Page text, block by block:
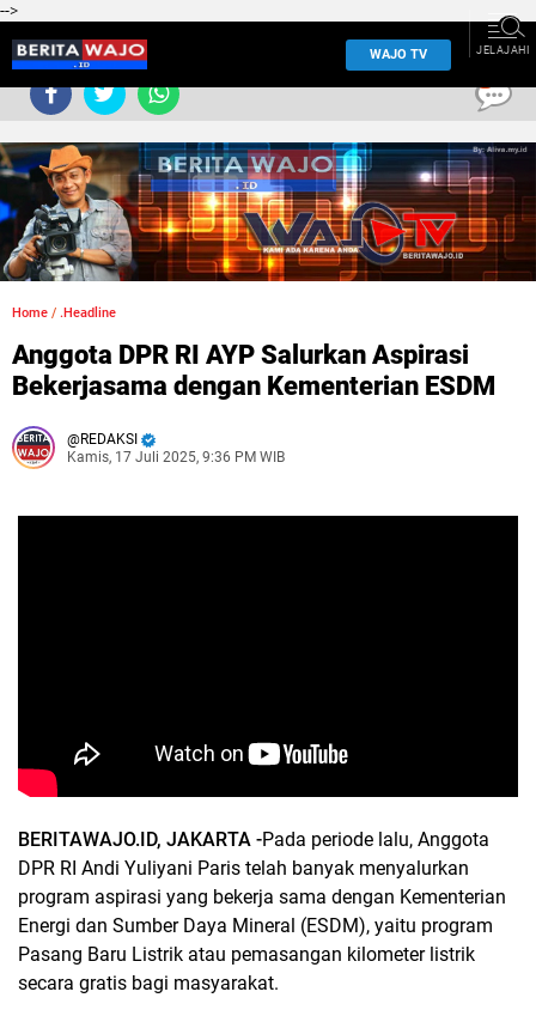
-->
WAJO TV JELAJAHI
Home / .Headline
Anggota DPR RI AYP Salurkan Aspirasi
Bekerjasama dengan Kementerian ESDM
REDAKSI
Kamis, 17 Juli 2025, 9:36 PM WIB
BERITAWAJO.ID, JAKARTA -Pada periode lalu, Anggota
DPR RI Andi Yuliyani Paris telah banyak menyalurkan
program aspirasi yang bekerja sama dengan Kementerian
Energi dan Sumber Daya Mineral (ESDM), yaitu program
Pasang Baru Listrik atau pemasangan kilometer listrik
secara gratis bagi masyarakat.